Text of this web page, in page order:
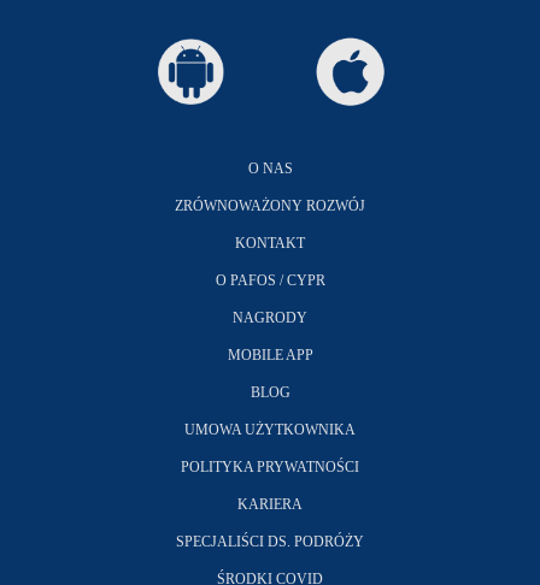
O NAS
ZRÓWNOWAŻONY ROZWÓJ
KONTAKT
O PAFOS / CYPR
NAGRODY
MOBILE APP
BLOG
UMOWA UŻYTKOWNIKA
POLITYKA PRYWATNOŚCI
KARIERA
SPECJALIŚCI DS. PODRÓŻY
ŚRODKI COVID